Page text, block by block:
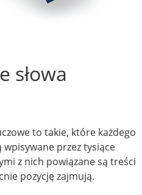
słowa
to takie, które każdego
wpisywane przez tysiące
z nich powiązane są treści
pozycję zajmują.